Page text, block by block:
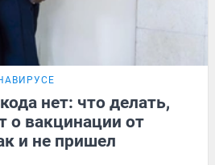
нет: что делать,
о вакцинации от
и не пришел